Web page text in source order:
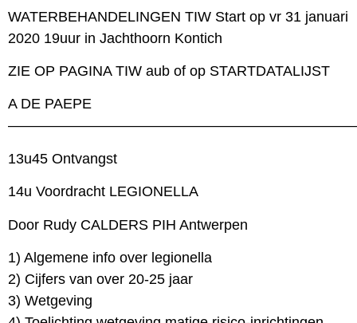
WATERBEHANDELINGEN TIW Start op vr 31 januari
2020 19uur in Jachthoorn Kontich
ZIE OP PAGINA TIW aub of op STARTDATALIJST
A DE PAEPE
13u45 Ontvangst
14u Voordracht LEGIONELLA
Door Rudy CALDERS PIH Antwerpen
1) Algemene info over legionella
2) Cijfers van over 20-25 jaar
3) Wetgeving